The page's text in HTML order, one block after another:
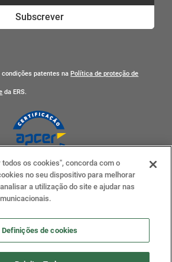
Subscrever
patentes naPolítica de proteção de
da ERS.
os cookies", concorda com o
no seu dispositivo para melhorar
a utilização do site e ajudar nas
Definições de cookies